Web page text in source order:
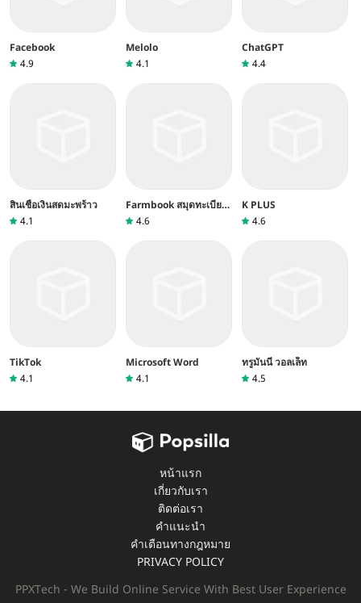
Facebook
4.9
Melolo
4.1
ChatGPT
4.4
สินเชื่อเงินสดมะพร้าว
4.1
Farmbook สมุดทะเบียน
เกษตรกร
4.6
K PLUS
4.6
TikTok
4.1
Microsoft Word
4.1
ทรูมันนี่ วอลเล็ท
4.5
หน้าแรก
เกี่ยวกับเรา
ติดต่อเรา
คำแนะนำ
คำเตือนทางกฎหมาย
PRIVACY POLICY
PPXTech - We Build Online Service With Best User Experience